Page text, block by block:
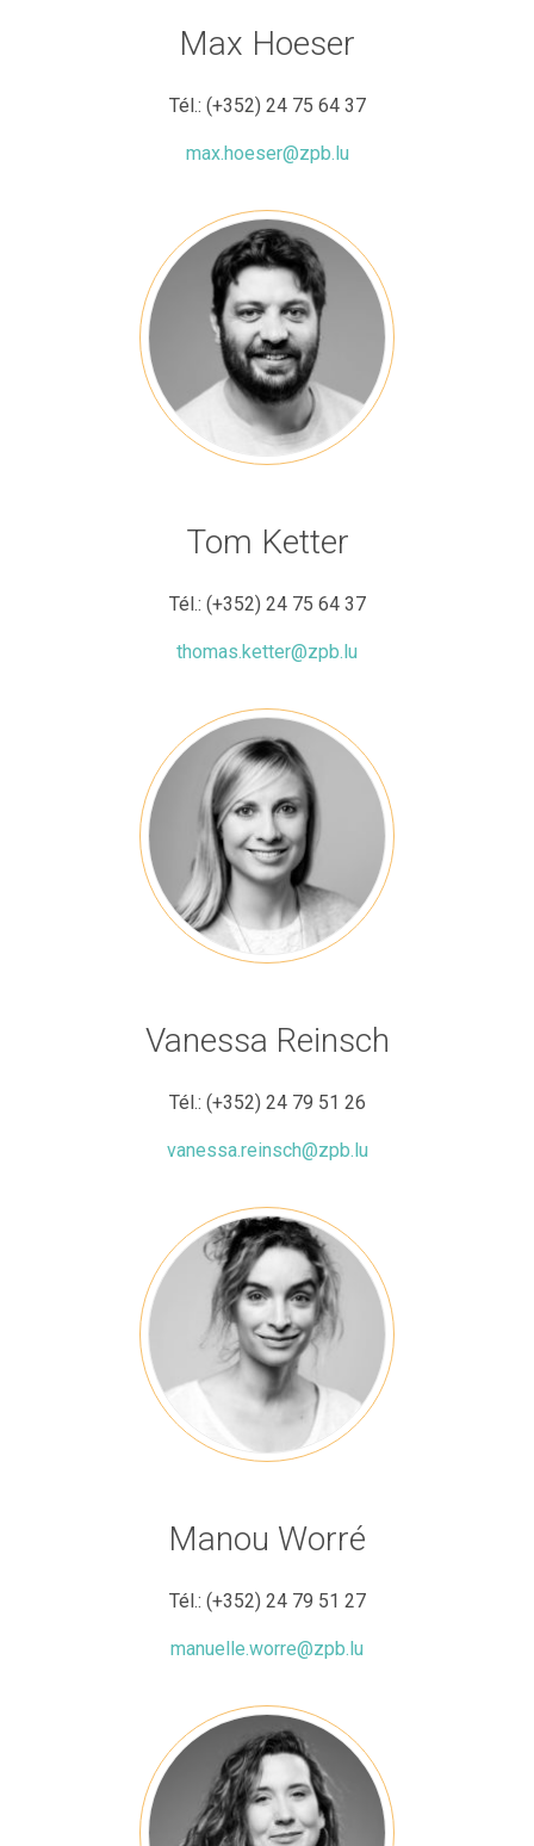
Max Hoeser
Tél.: (+352) 24 75 64 37
max.hoeser@zpb.lu
Tom Ketter
Tél.: (+352) 24 75 64 37
thomas.ketter@zpb.lu
Vanessa Reinsch
Tél.: (+352) 24 79 51 26
vanessa.reinsch@zpb.lu
Manou Worré
Tél.: (+352) 24 79 51 27
manuelle.worre@zpb.lu